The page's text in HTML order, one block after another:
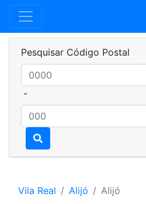
Pesquisar Código Postal
-
Vila Real Alijó Alijó